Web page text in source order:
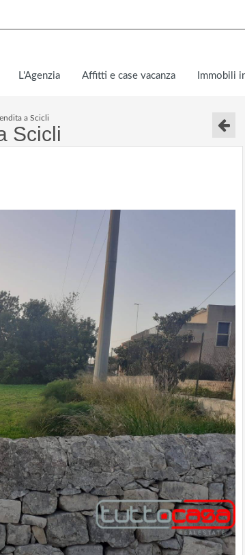
L'Agenzia Affitti e case vacanza Immobili
a Scicli
Scicli